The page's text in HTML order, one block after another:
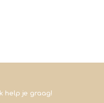
Ik help je graag!